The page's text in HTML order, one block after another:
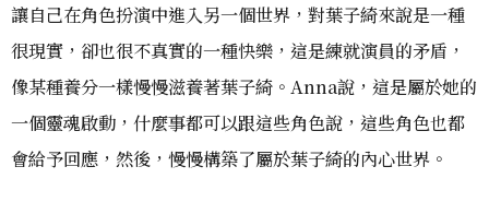
讓自己在角色扮演中進入另一個世界，對葉子綺來說是一種
很現實，卻也很不真實的一種快樂，這是練就演員的矛盾，
像某種養分一樣慢慢滋養著葉子綺。Anna說，這是屬於她的
一個靈魂啟動，什麼事都可以跟這些角色說，這些角色也都
會給予回應，然後，慢慢構築了屬於葉子綺的內心世界。